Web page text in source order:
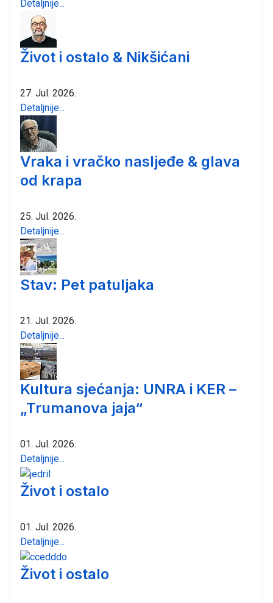
Detaljnije...
Život i ostalo & Nikšićani
27. Jul. 2026.
Detaljnije...
Vraka i vračko nasljeđe & glava
od krapa
25. Jul. 2026.
Detaljnije...
Stav: Pet patuljaka
21. Jul. 2026.
Detaljnije...
Kultura sjećanja: UNRA i KER –
„Trumanova jaja“
01. Jul. 2026.
Detaljnije...
Život i ostalo
01. Jul. 2026.
Detaljnije...
Život i ostalo